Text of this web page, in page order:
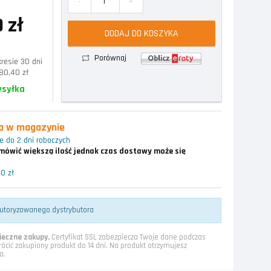
30 dni
zł
- +
DODAJ DO KOSZYKA
Porównaj
w magazynie
do 2 dni roboczych
większą ilość jednak czas dostawy może się
zł
dystrybutora
zakupy.Certyfikat SSL zabezpiecza Twoje dane podczas
zakupiony produkt do 14 dni. Na produkt otrzymujesz